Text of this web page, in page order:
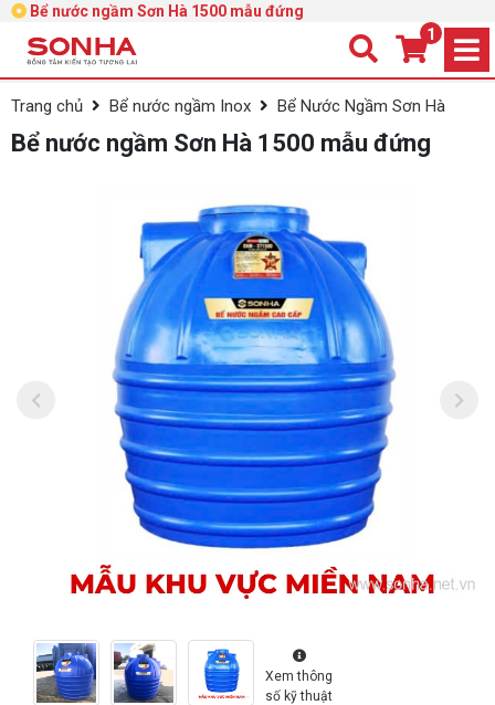
Bể nước ngầm Sơn Hà 1500 mẫu đứng
1
Trang chủ Bể nước ngầm Inox Bể Nước Ngầm Sơn Hà
Bể nước ngầm Sơn Hà 1500 mẫu đứng
Xem thông
số kỹ thuật